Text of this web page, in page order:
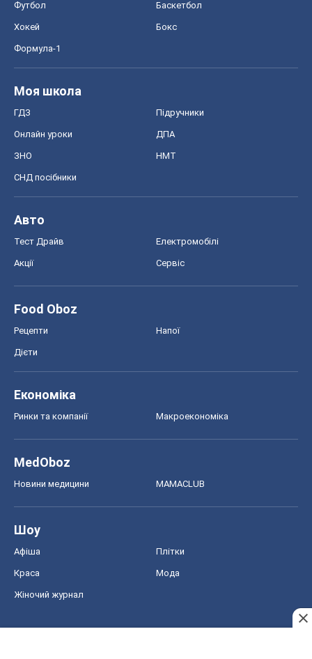
Футбол Баскетбол
Хокей Бокс
Формула-1
Моя школа
ГДЗ Підручники
Онлайн уроки ДПА
ЗНО НМТ
СНД посібники
Авто
Тест Драйв Електромобілі
Акції Сервіс
Food Oboz
Рецепти Напої
Дієти
Економіка
Ринки та компанії Макроекономіка
MedOboz
Новини медицини MAMACLUB
Шоу
Афіша Плітки
Краса Мода
Жіночий журнал